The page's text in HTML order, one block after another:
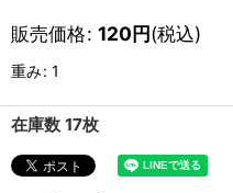
販売価格: 120円(税込)
重み: 1
在庫数 17枚